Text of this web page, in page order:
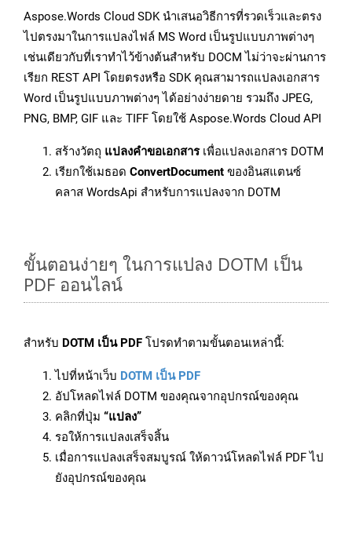
Aspose.Words Cloud SDK นำเสนอวิธีการที่รวดเร็วและตรง
ไปตรงมาในการแปลงไฟล์ MS Word เป็นรูปแบบภาพต่างๆ
เช่นเดียวกับที่เราทำไว้ข้างต้นสำหรับ DOCM ไม่ว่าจะผ่านการ
เรียก REST API โดยตรงหรือ SDK คุณสามารถแปลงเอกสาร
Word เป็นรูปแบบภาพต่างๆ ได้อย่างง่ายดาย รวมถึง JPEG,
PNG, BMP, GIF และ TIFF โดยใช้ Aspose.Words Cloud API
สร้างวัตถุ แปลงคำขอเอกสารเพื่อแปลงเอกสาร DOTM
เรียกใช้เมธอด ConvertDocument ของอินสแตนซ์
คลาส WordsApi สำหรับการแปลงจาก DOTM
ขั้นตอนง่ายๆ ในการแปลง DOTM เป็น
PDF ออนไลน์
สำหรับ DOTM เป็น PDF โปรดทำตามขั้นตอนเหล่านี้:
ไปที่หน้าเว็บ DOTM เป็น PDF
อัปโหลดไฟล์ DOTM ของคุณจากอุปกรณ์ของคุณ
คลิกที่ปุ่ม “แปลง”
รอให้การแปลงเสร็จสิ้น
เมื่อการแปลงเสร็จสมบูรณ์ ให้ดาวน์โหลดไฟล์ PDF ไป
ยังอุปกรณ์ของคุณ